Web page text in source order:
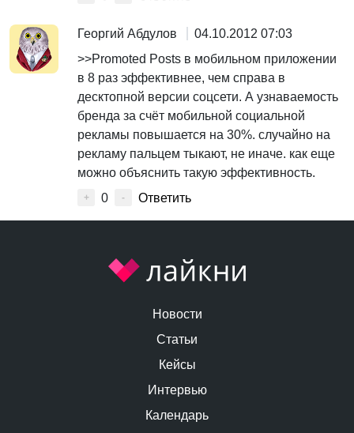
Георгий Абдулов
04.10.2012 07:03
>>Promoted Posts в мобильном приложении
в 8 раз эффективнее, чем справа в
десктопной версии соцсети. А узнаваемость
бренда за счёт мобильной социальной
рекламы повышается на 30%. случайно на
рекламу пальцем тыкают, не иначе. как еще
можно объяснить такую эффективность.
+ 0 - Ответить
Новости
Статьи
Кейсы
Интервью
Календарь